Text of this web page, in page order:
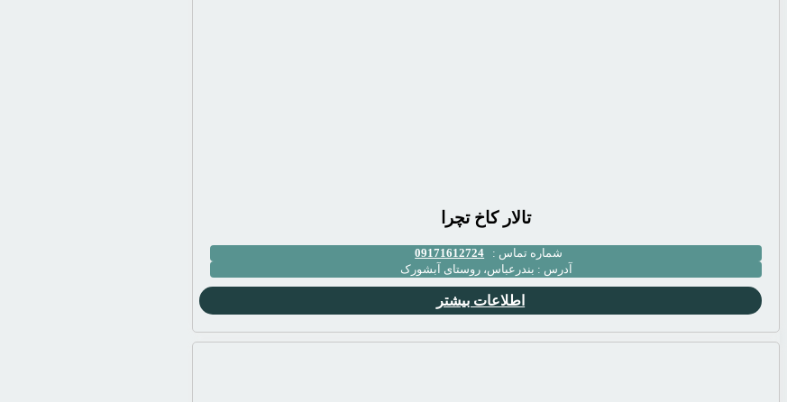
تالار كاخ تچرا
شماره تماس :
09171612724
آدرس : بندرعباس، روستای آبشورک
اطلاعات بیشتر